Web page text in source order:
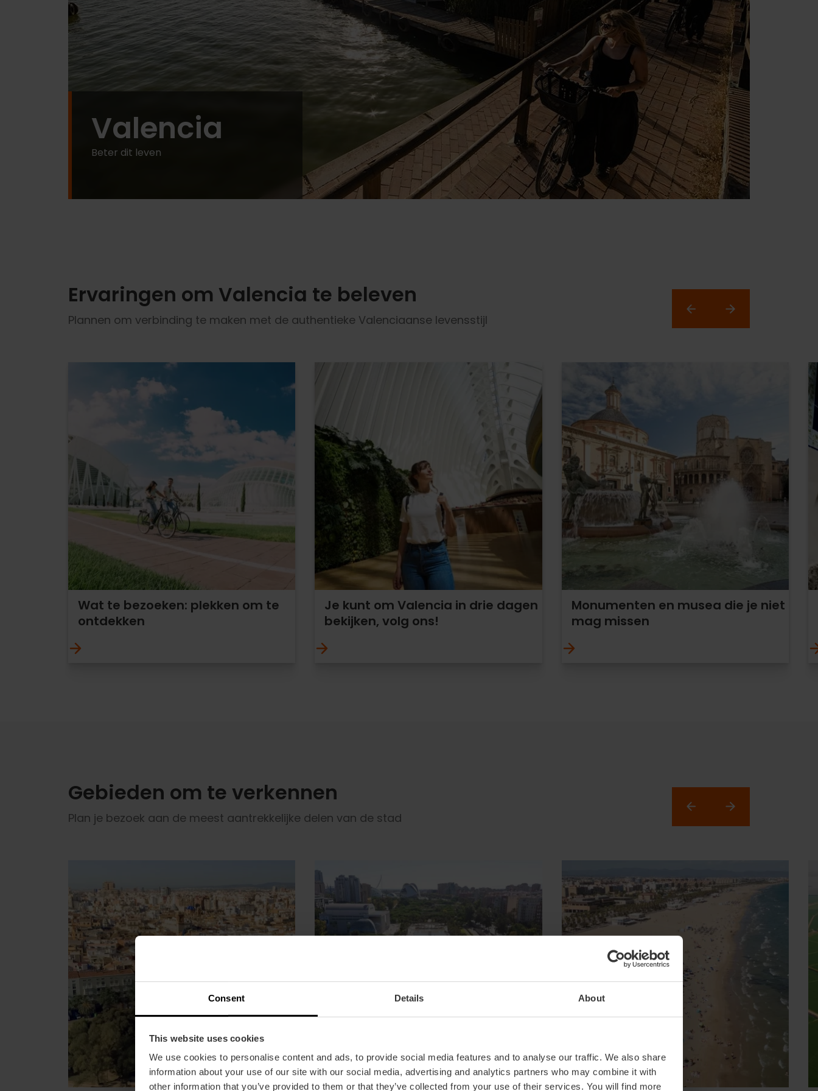
Consent Details About
This website uses cookies
We use cookies to personalise content and ads, to provide social media features and to analyse our traffic. We also share
information about your use of our site with our social media, advertising and analytics partners who may combine it with
other information that you’ve provided to them or that they’ve collected from your use of their services. You will find more
Valencia
Beter dit leven
Ervaringen om Valencia te beleven
Plannen om verbinding te maken met de authentieke Valenciaanse levensstijl
Wat te bezoeken: plekken om te
ontdekken
Je kunt om Valencia in drie dagen
bekijken, volg ons!
Monumenten en musea die je niet
mag missen
Gebieden om te verkennen
Plan je bezoek aan de meest aantrekkelijke delen van de stad